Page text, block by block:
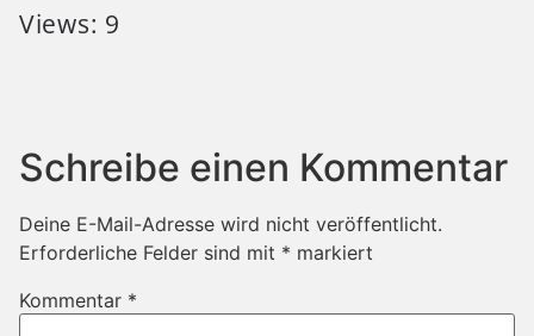
Views: 9
Schreibe einen Kommentar
Deine E-Mail-Adresse wird nicht veröffentlicht.
Erforderliche Felder sind mit * markiert
Kommentar *